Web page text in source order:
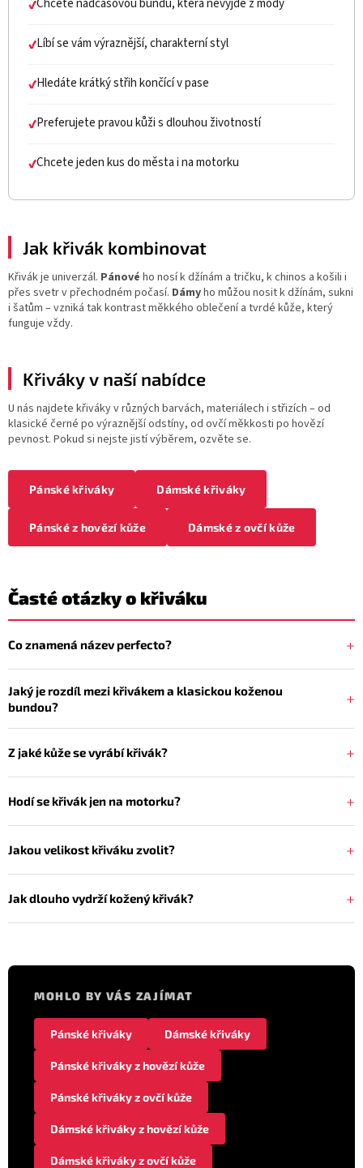
✔Chcete nadčasovou bundu, která nevyjde z módy
✔Líbí se vám výraznější, charakterní styl
✔Hledáte krátký střih končící v pase
✔Preferujete pravou kůži s dlouhou životností
✔Chcete jeden kus do města i na motorku
Jak křivák kombinovat
Křivák je univerzál. Pánové ho nosí k džínám a tričku, k chinos a košili i
přes svetr v přechodném počasí. Dámyho můžou nosit k džínám, sukni
i šatům – vzniká tak kontrast měkkého oblečení a tvrdé kůže, který
funguje vždy.
Křiváky v naší nabídce
U nás najdete křiváky v různých barvách, materiálech i střizích – od
klasické černé po výraznější odstíny, od ovčí měkkosti po hovězí
pevnost. Pokud si nejste jistí výběrem, ozvěte se.
Pánské křiváky Dámské křiváky
Pánské z hovězí kůže Dámské z ovčí kůže
Časté otázky o křiváku
Co znamená název perfecto?
Jaký je rozdíl mezi křivákem a klasickou koženou
bundou?
Z jaké kůže se vyrábí křivák?
Hodí se křivák jen na motorku?
Jakou velikost křiváku zvolit?
Jak dlouho vydrží kožený křivák?
MOHLO BY VÁS ZAJÍMAT
Pánské křiváky Dámské křiváky
Pánské křiváky z hovězí kůže
Pánské křiváky z ovčí kůže
Dámské křiváky z hovězí kůže
Dámské křiváky z ovčí kůže